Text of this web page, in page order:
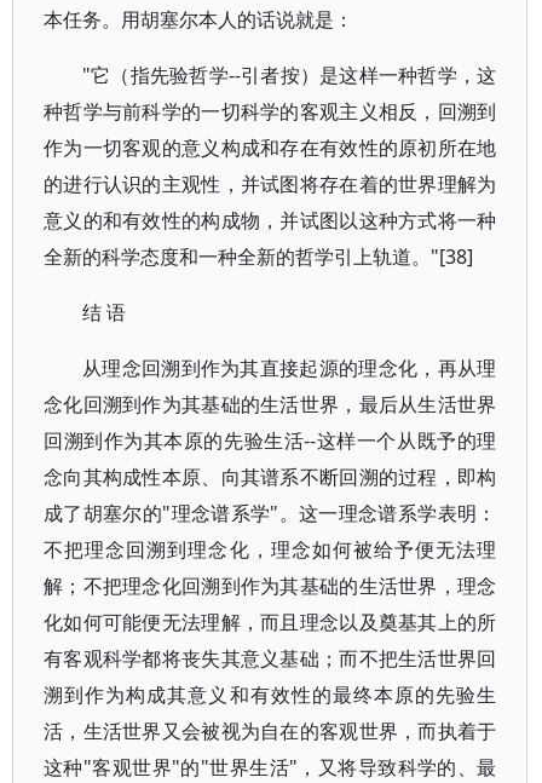
本任务。用胡塞尔本人的话说就是：
"它（指先验哲学--引者按）是这样一种哲学，这
种哲学与前科学的一切科学的客观主义相反，回溯到
作为一切客观的意义构成和存在有效性的原初所在地
的进行认识的主观性，并试图将存在着的世界理解为
意义的和有效性的构成物，并试图以这种方式将一种
全新的科学态度和一种全新的哲学引上轨道。"[38]
结 语
从理念回溯到作为其直接起源的理念化，再从理
念化回溯到作为其基础的生活世界，最后从生活世界
回溯到作为其本原的先验生活--这样一个从既予的理
念向其构成性本原、向其谱系不断回溯的过程，即构
成了胡塞尔的"理念谱系学"。这一理念谱系学表明：
不把理念回溯到理念化，理念如何被给予便无法理
解；不把理念化回溯到作为其基础的生活世界，理念
化如何可能便无法理解，而且理念以及奠基其上的所
有客观科学都将丧失其意义基础；而不把生活世界回
溯到作为构成其意义和有效性的最终本原的先验生
活，生活世界又会被视为自在的客观世界，而执着于
这种"客观世界"的"世界生活"，又将导致科学的、最